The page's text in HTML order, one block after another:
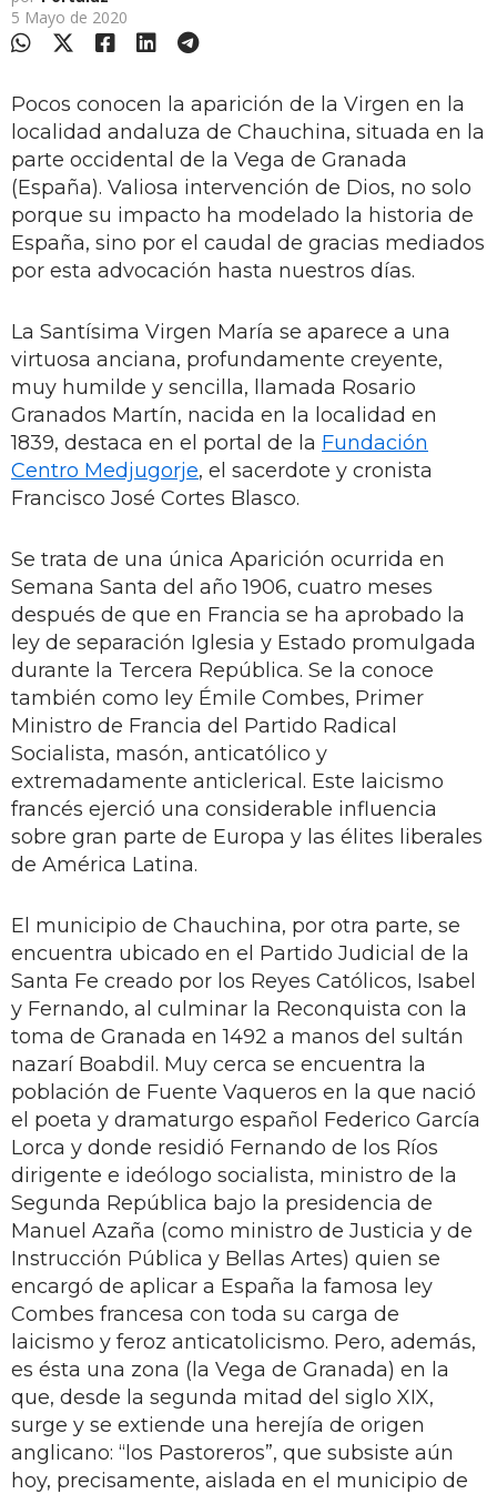
5 Mayo de 2020
Pocos conocen la aparición de la Virgen en la
localidad andaluza de Chauchina, situada en la
parte occidental de la Vega de Granada
(España). Valiosa intervención de Dios, no solo
porque su impacto ha modelado la historia de
España, sino por el caudal de gracias mediados
por esta advocación hasta nuestros días.
La Santísima Virgen María se aparece a una
virtuosa anciana, profundamente creyente,
muy humilde y sencilla, llamada Rosario
Granados Martín, nacida en la localidad en
1839, destaca en el portal de la Fundación
Centro Medjugorje, el sacerdote y cronista
Francisco José Cortes Blasco.
Se trata de una única Aparición ocurrida en
Semana Santa del año 1906, cuatro meses
después de que en Francia se ha aprobado la
ley de separación Iglesia y Estado promulgada
durante la Tercera República. Se la conoce
también como ley Émile Combes, Primer
Ministro de Francia del Partido Radical
Socialista, masón, anticatólico y
extremadamente anticlerical. Este laicismo
francés ejerció una considerable influencia
sobre gran parte de Europa y las élites liberales
de América Latina.
El municipio de Chauchina, por otra parte, se
encuentra ubicado en el Partido Judicial de la
Santa Fe creado por los Reyes Católicos, Isabel
y Fernando, al culminar la Reconquista con la
toma de Granada en 1492 a manos del sultán
nazarí Boabdil. Muy cerca se encuentra la
población de Fuente Vaqueros en la que nació
el poeta y dramaturgo español Federico García
Lorca y donde residió Fernando de los Ríos
dirigente e ideólogo socialista, ministro de la
Segunda República bajo la presidencia de
Manuel Azaña (como ministro de Justicia y de
Instrucción Pública y Bellas Artes) quien se
encargó de aplicar a España la famosa ley
Combes francesa con toda su carga de
laicismo y feroz anticatolicismo. Pero, además,
es ésta una zona (la Vega de Granada) en la
que, desde la segunda mitad del siglo XIX,
surge y se extiende una herejía de origen
anglicano: “los Pastoreros”, que subsiste aún
hoy, precisamente, aislada en el municipio de